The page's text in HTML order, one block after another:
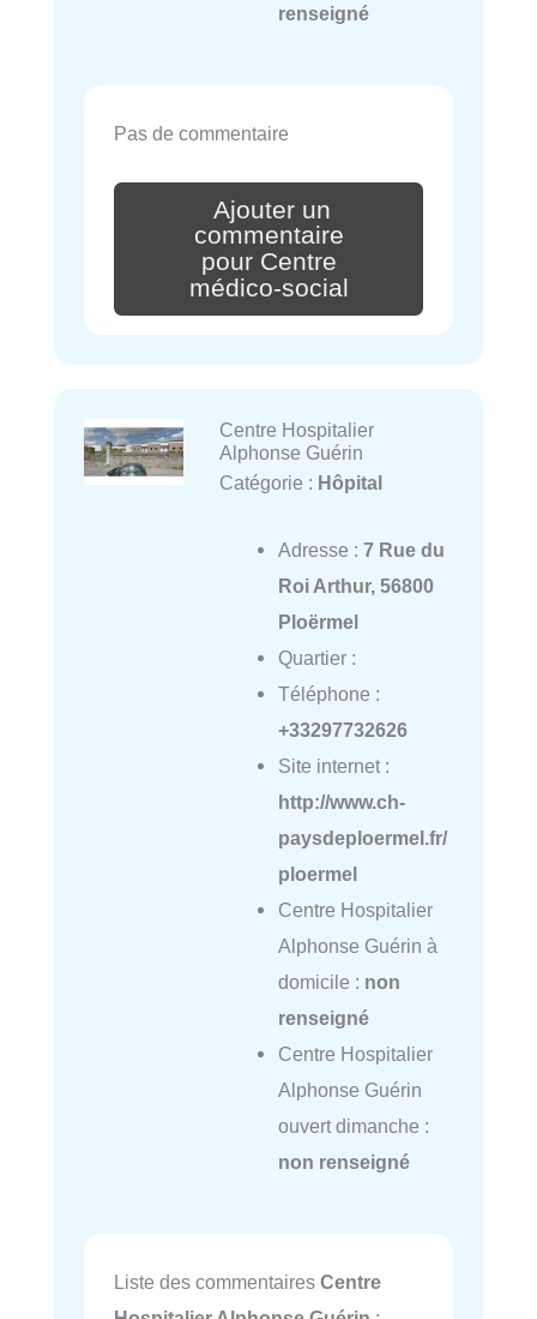
renseigné
Pas de commentaire
Ajouter un
commentaire
pour Centre
médico-social
Centre Hospitalier
Alphonse Guérin
Catégorie : Hôpital
Adresse : 7 Rue du
Roi Arthur, 56800
Ploërmel
Quartier :
Téléphone :
+33297732626
Site internet :
http://www.ch-
paysdeploermel.fr/
ploermel
Centre Hospitalier
Alphonse Guérin à
domicile : non
renseigné
Centre Hospitalier
Alphonse Guérin
ouvert dimanche :
non renseigné
Liste des commentaires Centre